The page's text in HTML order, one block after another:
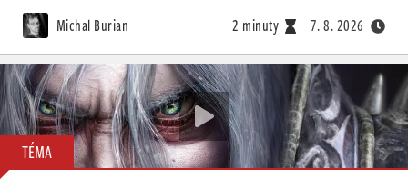
Michal Burian 2 minuty 7. 8. 2026
TÉMA